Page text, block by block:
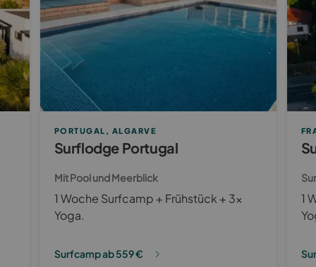
PORTUGAL, ALGARVE
Surflodge Portugal
Mit Pool und Meerblick
1 Woche Surfcamp + Frühstück + 3x
Yoga.
Surfcamp ab 559 €
1